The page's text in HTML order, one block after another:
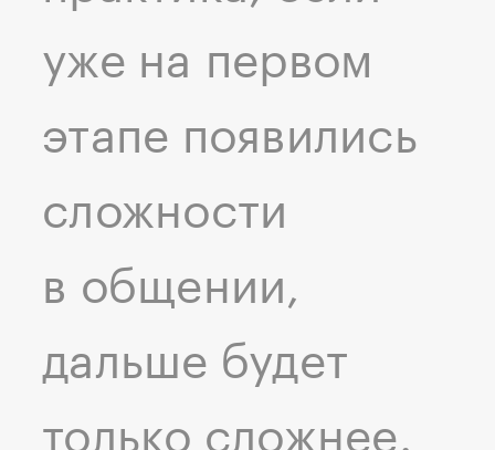
уже на первом
этапе появились
сложности
в общении,
дальше будет
только сложнее.